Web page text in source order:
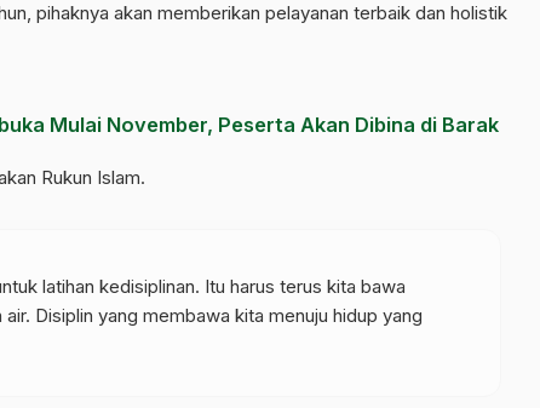
pihaknya akan memberikan pelayanan terbaik dan holistik
Mulai November, Peserta Akan Dibina di Barak
Rukun Islam.
latihan kedisiplinan. Itu harus terus kita bawa
Disiplin yang membawa kita menuju hidup yang